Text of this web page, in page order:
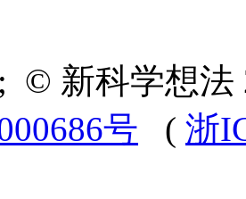
© 新科学想
号 ( 浙